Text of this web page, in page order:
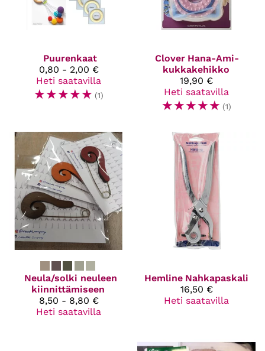
Puurenkaat
0,80 - 2,00 €
Heti saatavilla
☆☆☆☆☆ (1)
Clover Hana-Ami-
kukkakehikko
19,90 €
Heti saatavilla
☆☆☆☆☆ (1)
Neula/solki neuleen
kiinnittämiseen
8,50 - 8,80 €
Heti saatavilla
Hemline Nahkapaskali
16,50 €
Heti saatavilla